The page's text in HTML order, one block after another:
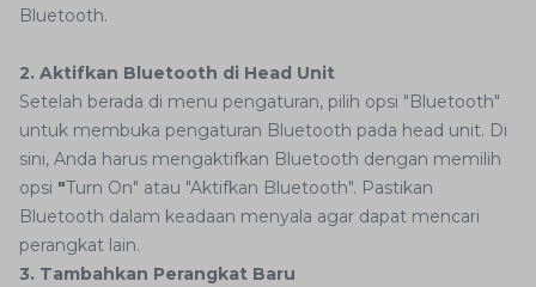
Bluetooth.
2. Aktifkan Bluetooth di Head Unit
Setelah berada di menu pengaturan, pilih opsi "Bluetooth"
untuk membuka pengaturan Bluetooth pada head unit. Di
sini, Anda harus mengaktifkan Bluetooth dengan memilih
opsi "Turn On" atau "Aktifkan Bluetooth". Pastikan
Bluetooth dalam keadaan menyala agar dapat mencari
perangkat lain.
3. Tambahkan Perangkat Baru